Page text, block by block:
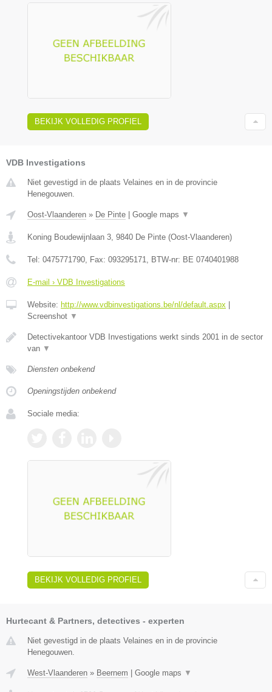
BEKIJK VOLLEDIG PROFIEL
VDB Investigations
Niet gevestigd in de plaats Velaines en in de provincie
Henegouwen.
Oost-Vlaanderen » De Pinte Google maps ▼
Koning Boudewijnlaan 3, 9840 De Pinte (Oost-Vlaanderen)
Tel: 0475771790, Fax: 093295171, BTW-nr: BE 0740401988
E-mail › VDB Investigations
Website: http://www.vdbinvestigations.be/nl/default.aspx
Screenshot ▼
Detectivekantoor VDB Investigations werkt sinds 2001 in de sector
van ▼
Diensten onbekend
Openingstijden onbekend
Sociale media:
BEKIJK VOLLEDIG PROFIEL
Hurtecant & Partners, detectives - experten
Niet gevestigd in de plaats Velaines en in de provincie
Henegouwen.
West-Vlaanderen » Beernem Google maps ▼